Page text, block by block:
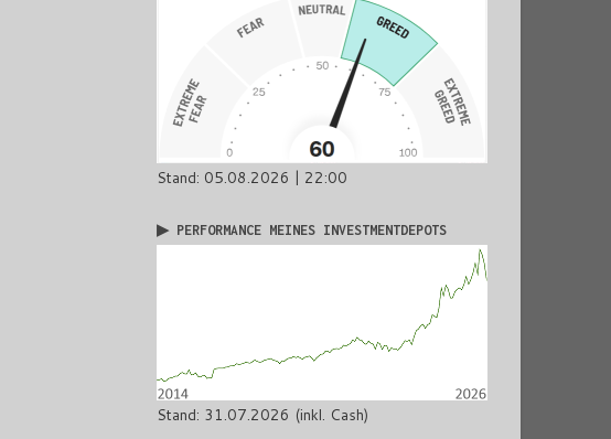
Stand: 05.08.2026 | 22:00
▶ PERFORMANCE MEINES INVESTMENTDEPOTS
Stand: 31.07.2026 (inkl. Cash)